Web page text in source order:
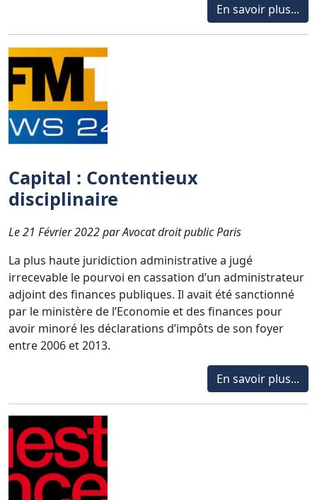
En savoir plus...
Capital : Contentieux
disciplinaire
Le 21 Février 2022 par Avocat droit public Paris
La plus haute juridiction administrative a jugé
irrecevable le pourvoi en cassation d’un administrateur
adjoint des finances publiques. Il avait été sanctionné
par le ministère de l’Economie et des finances pour
avoir minoré les déclarations d’impôts de son foyer
entre 2006 et 2013.
En savoir plus...